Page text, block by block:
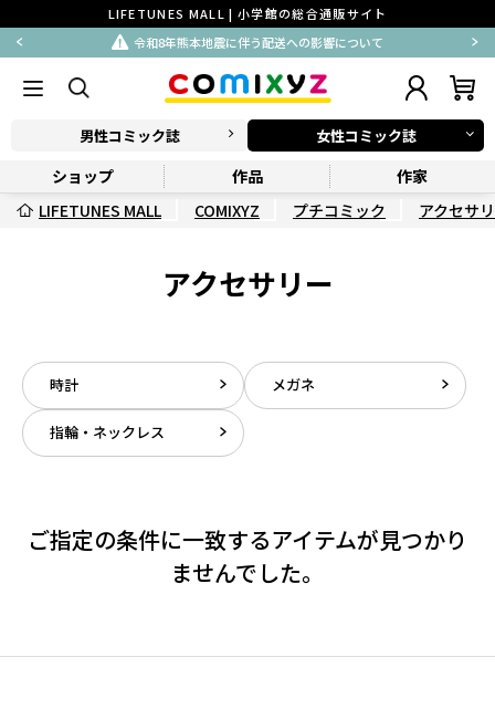
LIFETUNES MALL | 小学館の総合通販サイト
令和8年熊本地震に伴う配送への影響について
男性コミック誌 女性コミック誌
ショップ 作品
作家
LIFETUNES MALL
COMIXYZ プチコミック アクセサ
アクセサリー
時計 メガネ
指輪・ネックレス
ご指定の条件に一致するアイテムが見つかり
ませんでした。